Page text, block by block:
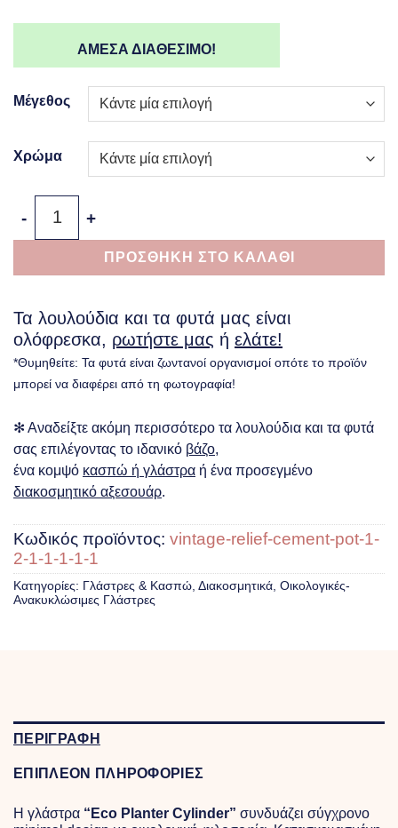
ΑΜΕΣΑ ΔΙΑΘΕΣΙΜΟ!
Μέγεθος
Χρώμα
ΠΡΟΣΘΗΚΗ ΣΤΟ ΚΑΛΑΘΙ
Τα λουλούδια και τα φυτά μας είναι
ολόφρεσκα, ρωτήστε μας ή ελάτε!
*Θυμηθείτε: Τα φυτά είναι ζωντανοί οργανισμοί οπότε το προϊόν
μπορεί να διαφέρει από τη φωτογραφία!
✻ Αναδείξτε ακόμη περισσότερο τα λουλούδια και τα φυτά
σας επιλέγοντας το ιδανικό βάζο,
ένα κομψό κασπώ ή γλάστρα ή ένα προσεγμένο
διακοσμητικό αξεσουάρ.
Κωδικός προϊόντος: vintage-relief-cement-pot-1-
2-1-1-1-1-1
Κατηγορίες: Γλάστρες & Κασπώ Διακοσμητικά Οικολογικές-
Ανακυκλώσιμες Γλάστρες
ΠΕΡΙΓΡΑΦΗ
ΕΠΙΠΛΕΟΝ ΠΛΗΡΟΦΟΡΙΕΣ
Η γλάστρα “Eco Planter Cylinder” συνδυάζει σύγχρονο